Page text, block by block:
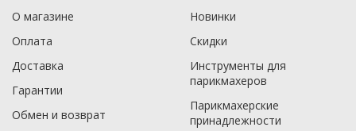
О магазине
Оплата
Доставка
Гарантии
Обмен и возврат
Новинки
Скидки
Инструменты для
парикмахеров
Парикмахерские
принадлежности